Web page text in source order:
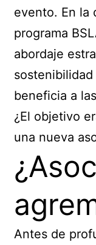
evento. En la
programa
abordaje
beneficia a
¿El objetivo
una nueva
Antes de